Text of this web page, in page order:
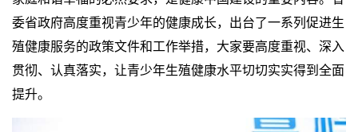
委省政府高度重视青少年的健康成长，出台了一系列促进生
殖健康服务的政策文件和工作举措，大家要高度重视、深入
贯彻、认真落实，让青少年生殖健康水平切切实实得到全面
提升。